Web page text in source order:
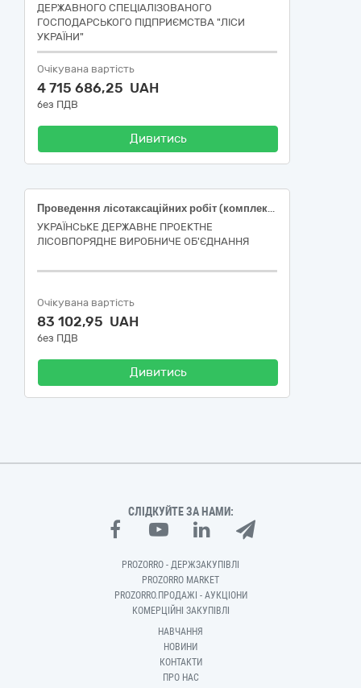
ДЕРЖАВНОГО СПЕЦІАЛІЗОВАНОГО
ГОСПОДАРСЬКОГО ПІДПРИЄМСТВА "ЛІСИ
УКРАЇНИ"
Очікувана вартість
4 715 686,25 UAH
без ПДВ
Дивитись
Проведення лісотаксаційних робіт (комплексу робіт, які проводяться з метою визначення породного та вікового складу деревостанів, їх стану, якісних та кількісних характеристик лісових ресурсів)
УКРАЇНСЬКЕ ДЕРЖАВНЕ ПРОЕКТНЕ
ЛІСОВПОРЯДНЕ ВИРОБНИЧЕ ОБ'ЄДНАННЯ
Очікувана вартість
83 102,95 UAH
без ПДВ
Дивитись
СЛІДКУЙТЕ ЗА НАМИ:
PROZORRO - ДЕРЖЗАКУПІВЛІ
PROZORRO MARKET
PROZORRO.ПРОДАЖІ - АУКЦІОНИ
КОМЕРЦІЙНІ ЗАКУПІВЛІ
НАВЧАННЯ
НОВИНИ
КОНТАКТИ
ПРО НАС